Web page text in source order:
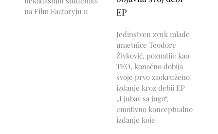
na Film Factoryju u
EP
Jedinstven zvuk mlade
umetnice Teodore
Živković, poznatije kao
TEO, konačno dobija
svoje prvo zaokruženo
izdanje kroz debii EP
„Ljubav sa juga“,
emotivno konceptualno
izdanje koje